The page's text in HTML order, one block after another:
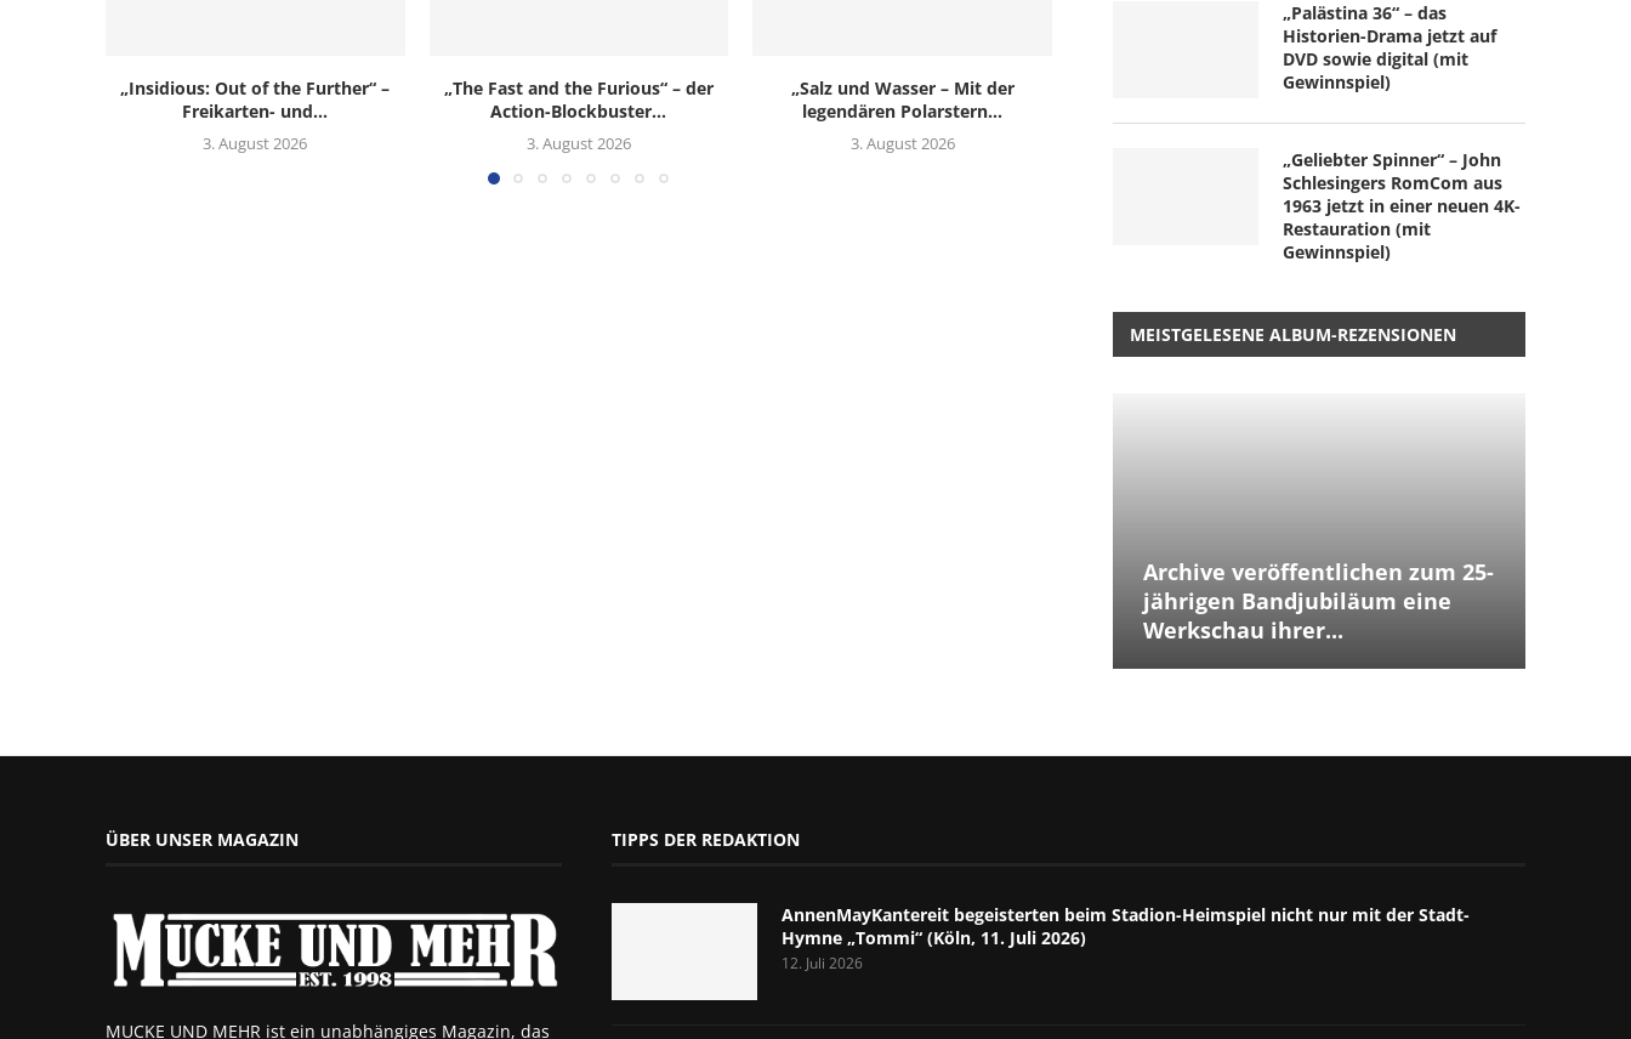
„Insidious: Out of the Further“ –
Freikarten- und...
3. August 2026
„The Fast and the Furious“ – der
Action-Blockbuster...
3. August 2026
„Salz und Wasser – Mit der
legendären Polarstern...
3. August 2026
„Palästina 36“ – das Historien-
„Palästina 36“ – das
Historien-Drama jetzt auf
DVD sowie digital (mit
Gewinnspiel)
„Geliebter Spinner“ – John
Schlesingers RomCom aus
1963 jetzt in einer neuen 4K-
Restauration (mit
Gewinnspiel)
MEISTGELESENE ALBUM-REZENSIONEN
Archive veröffentlichen zum 25-
jährigen Bandjubiläum eine
Werkschau ihrer...
ÜBER UNSER MAGAZIN
MUCKE UND MEHR ist ein unabhängiges Magazin, das
TIPPS DER REDAKTION
AnnenMayKantereit begeisterten beim Stadion-Heimspiel nicht nur mit der Stadt-
Hymne „Tommi“ (Köln, 11. Juli 2026)
12. Juli 2026